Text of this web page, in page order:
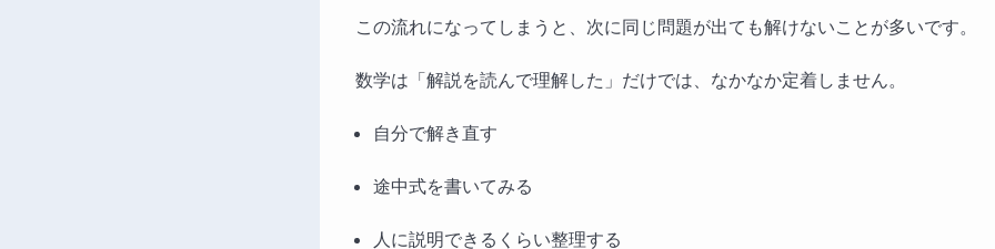
この流れになってしまうと、次に同じ問題が出ても解けないことが多いです。
数学は「解説を読んで理解した」だけでは、なかなか定着しません。
自分で解き直す
途中式を書いてみる
人に説明できるくらい整理する